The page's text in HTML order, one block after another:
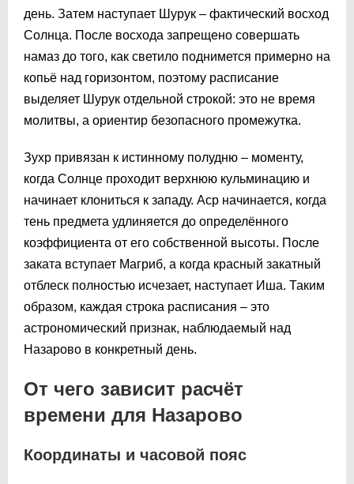
день. Затем наступает Шурук – фактический восход
Солнца. После восхода запрещено совершать
намаз до того, как светило поднимется примерно на
копьё над горизонтом, поэтому расписание
выделяет Шурук отдельной строкой: это не время
молитвы, а ориентир безопасного промежутка.
Зухр привязан к истинному полудню – моменту,
когда Солнце проходит верхнюю кульминацию и
начинает клониться к западу. Аср начинается, когда
тень предмета удлиняется до определённого
коэффициента от его собственной высоты. После
заката вступает Магриб, а когда красный закатный
отблеск полностью исчезает, наступает Иша. Таким
образом, каждая строка расписания – это
астрономический признак, наблюдаемый над
Назарово в конкретный день.
От чего зависит расчёт
времени для Назарово
Координаты и часовой пояс